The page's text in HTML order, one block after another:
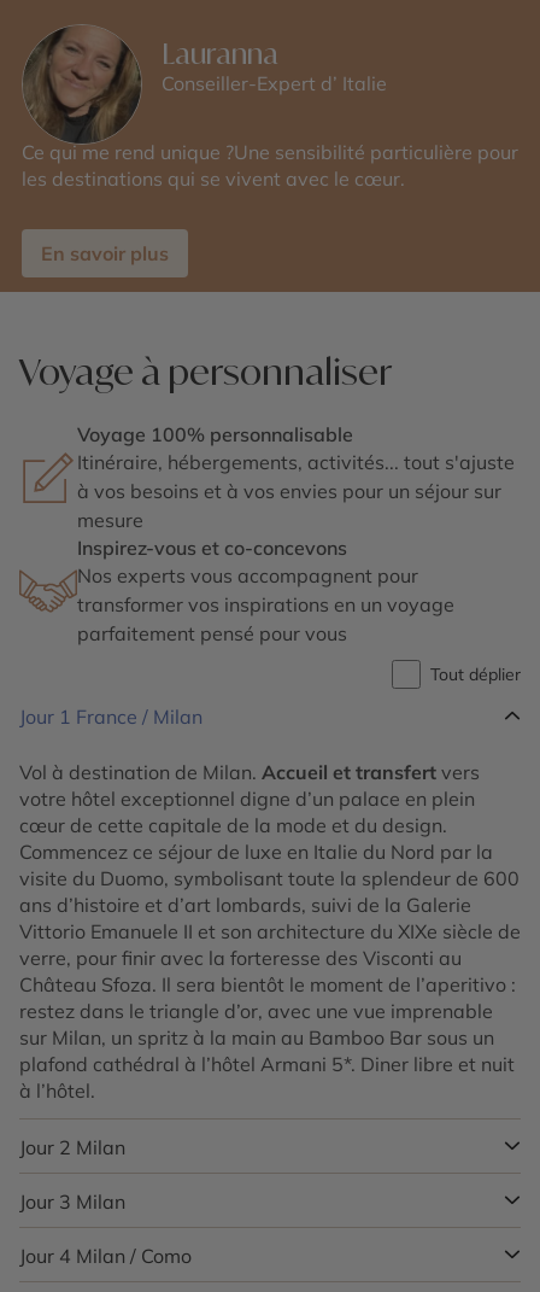
Lauranna
Conseiller-Expert d’ Italie
Ce qui me rend unique ?Une sensibilité particulière pour
les destinations qui se vivent avec le cœur.
En savoir plus
Voyage à personnaliser
Voyage 100% personnalisable
Itinéraire, hébergements, activités... tout s'ajuste
à vos besoins et à vos envies pour un séjour sur
mesure
Inspirez-vous et co-concevons
Nos experts vous accompagnent pour
transformer vos inspirations en un voyage
parfaitement pensé pour vous
Tout déplier
Jour 1 France / Milan
Vol à destination de Milan. Accueil et transfert vers
votre hôtel exceptionnel digne d’un palace en plein
cœur de cette capitale de la mode et du design.
Commencez ce séjour de luxe en Italie du Nord par la
visite du Duomo, symbolisant toute la splendeur de 600
ans d’histoire et d’art lombards, suivi de la Galerie
Vittorio Emanuele II et son architecture du XIXe siècle de
verre, pour finir avec la forteresse des Visconti au
Château Sfoza. Il sera bientôt le moment de l’aperitivo :
restez dans le triangle d’or, avec une vue imprenable
sur Milan, un spritz à la main au Bamboo Bar sous un
plafond cathédral à l’hôtel Armani 5*. Diner libre et nuit
à l’hôtel.
Jour 2 Milan
Ce matin après votre café ristretto, il sera temps de
quitter votre palace pour rencontrer votreguide qui
vous initiera à l’univers du Quadrilatero della Moda et
des grands couturiers italiens. Flânez entre ses fashion
Jour 3 Milan
Aujourd’hui imprégnez-vous de l’ambiance des quais
de Navigli, derniers survivants du réseau de canaux
Jour 4 Milan / Como